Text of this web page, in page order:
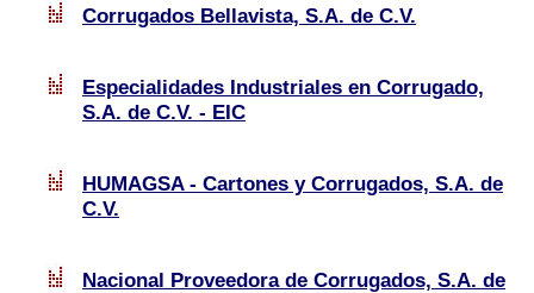
Corrugados Bellavista, S.A. de C.V.
Especialidades Industriales en Corrugado,
S.A. de C.V. - EIC
HUMAGSA - Cartones y Corrugados, S.A. de
C.V.
Nacional Proveedora de Corrugados, S.A. de